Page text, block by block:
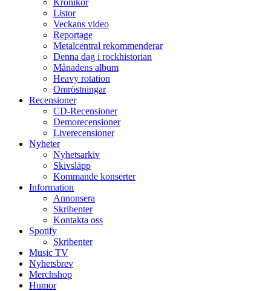
Krönikor
Listor
Veckans video
Reportage
Metalcentral rekommenderar
Denna dag i rockhistorian
Månadens album
Heavy rotation
Omröstningar
Recensioner
CD-Recensioner
Demorecensioner
Liverecensioner
Nyheter
Nyhetsarkiv
Skivsläpp
Kommande konserter
Information
Annonsera
Skribenter
Kontakta oss
Spotify
Skribenter
Music TV
Nyhetsbrev
Merchshop
Humor